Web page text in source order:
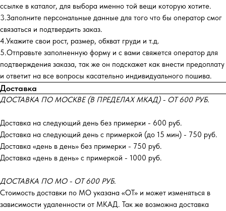
ссылке в каталог, для выбора именно той вещи которую хотите.
3.Заполните персональные данные для того что бы оператор смог
связаться и подтвердить заказ.
4.Укажите свои рост, размер, обхват груди и т.д.
5.Отправьте заполненную форму и с вами свяжется оператор для
подтверждения заказа, так же он подскажет как внести предоплату
и ответит на все вопросы касательно индивидуального пошива.
Доставка
ДОСТАВКА ПО МОСКВЕ (В ПРЕДЕЛАХ МКАД) - ОТ 600 РУБ.
Доставка на следующий день без примерки - 600 руб.
Доставка на следующий день с примеркой (до 15 мин) - 750 руб.
Доставка «день в день» без примерки - 750 руб.
Доставка «день в день» с примеркой - 1000 руб.
ДОСТАВКА ПО МО - ОТ 600 РУБ.
Стоимость доставки по МО указана «ОТ»‎ и может изменяться в
зависимости удаленности от МКАД. Так же возможна доставка